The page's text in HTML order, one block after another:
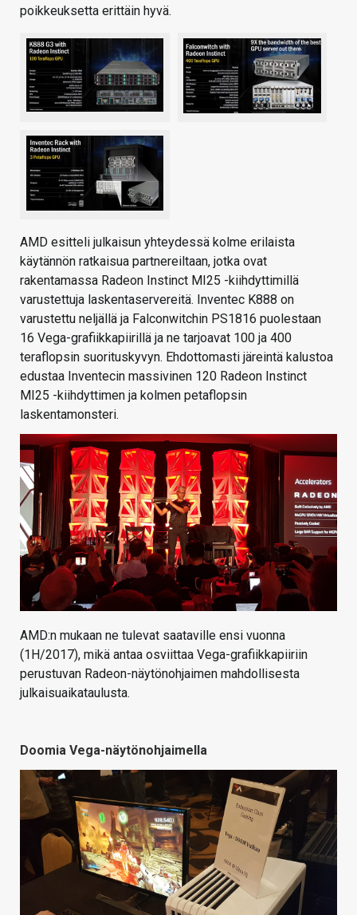
poikkeuksetta erittäin hyvä.
AMD esitteli julkaisun yhteydessä kolme erilaista
käytännön ratkaisua partnereiltaan, jotka ovat
rakentamassa Radeon Instinct MI25 -kiihdyttimillä
varustettuja laskentaservereitä. Inventec K888 on
varustettu neljällä ja Falconwitchin PS1816 puolestaan
16 Vega-grafiikkapiirillä ja ne tarjoavat 100 ja 400
teraflopsin suorituskyvyn. Ehdottomasti järeintä kalustoa
edustaa Inventecin massivinen 120 Radeon Instinct
MI25 -kiihdyttimen ja kolmen petaflopsin
laskentamonsteri.
AMD:n mukaan ne tulevat saataville ensi vuonna
(1H/2017), mikä antaa osviittaa Vega-grafiikkapiiriin
perustuvan Radeon-näytönohjaimen mahdollisesta
julkaisuaikataulusta.
Doomia Vega-näytönohjaimella